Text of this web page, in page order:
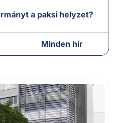
a paksi helyzet?
Minden hír